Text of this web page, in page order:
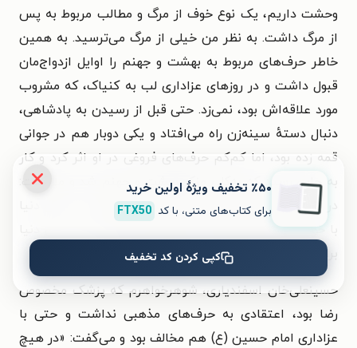
وحشت داریم، یک نوع خوف از مرگ و مطالب مربوط به پس
از مرگ داشت. به نظر من خیلی از مرگ می‌ترسید. به همین
خاطر حرف‌های مربوط به بهشت و جهنم را اوایل ازدواج‌مان
قبول داشت و در روزهای عزاداری لب به کنیاک، که مشروب
مورد علاقه‌اش بود، نمی‌زد. حتی قبل از رسیدن به پادشاهی،
دنبال دستهٔ سینه‌زن راه می‌افتاد و یکی دوبار هم در جوانی
قمه زده بود، اما کم‌کم حرف‌های فروغی در او اثر کرد و کار
به جایی رسید که به‌کلی منکر بهشت و جهنم شد و می‌گفت:
در آن دنیا آتشی وجود ندارد بلکه این آتش را ما از این دنیا
با خودمان می‌بریم. بهشت و جهنم را خود انسان در این دنیا
برای خودش می‌سازد! و از این قبیل حرف‌ها ....
حسینعلی‌خان اسفندیاری، شوهرخواهرم که پزشک مخصوص
رضا بود، اعتقادی به حرف‌های مذهبی نداشت و حتی با
عزاداری امام حسین (ع) هم مخالف بود و می‌گفت: «در هیچ
٪۵۰ تخفیف ویژۀ اولین خرید
برای کتاب‌های متنی، با کد FTX50
کپی کردن کد تخفیف